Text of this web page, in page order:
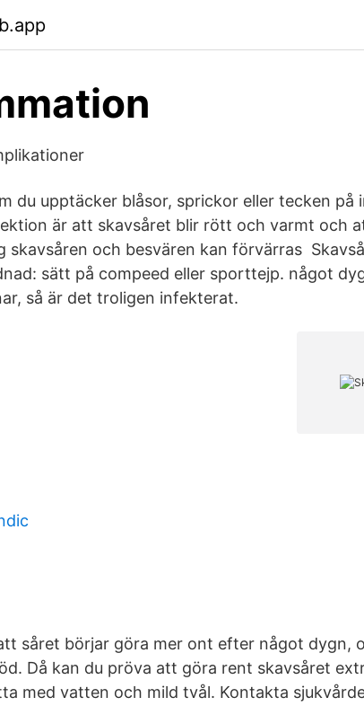
du upptäcker blåsor, sprickor eller tecken på
är att skavsåret blir rött och varmt och
och besvären kan förvärras
sätt på compeed eller sporttejp. något
så är det troligen infekterat.
såret börjar göra mer ont efter något dygn,
Då kan du pröva att göra rent skavsåret
med vatten och mild tvål. Kontakta